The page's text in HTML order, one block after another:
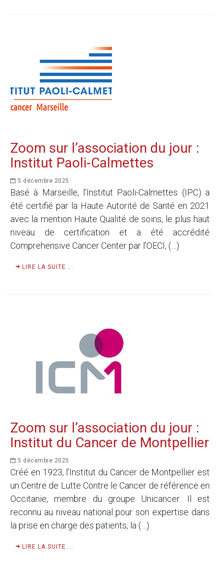
Zoom sur l’association du jour :
Institut Paoli-Calmettes
5 décembre 2025
Basé à Marseille, l’Institut Paoli-Calmettes (IPC) a
été certifié par la Haute Autorité de Santé en 2021
avec la mention Haute Qualité de soins, le plus haut
niveau de certification et a été accrédité
Comprehensive Cancer Center par l’OECI, (…)
LIRE LA SUITE ...
Zoom sur l’association du jour :
Institut du Cancer de Montpellier
5 décembre 2025
Créé en 1923, l’Institut du Cancer de Montpellier est
un Centre de Lutte Contre le Cancer de référence en
Occitanie, membre du groupe Unicancer. Il est
reconnu au niveau national pour son expertise dans
la prise en charge des patients, la (…)
LIRE LA SUITE ...